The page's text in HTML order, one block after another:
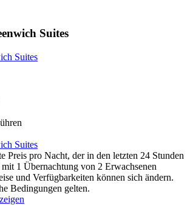
Suites
Suites
Suites
Preis pro Nacht, der in den letzten 24 Stunden
1 Übernachtung von 2 Erwachsenen
und Verfügbarkeiten können sich ändern.
Bedingungen gelten.